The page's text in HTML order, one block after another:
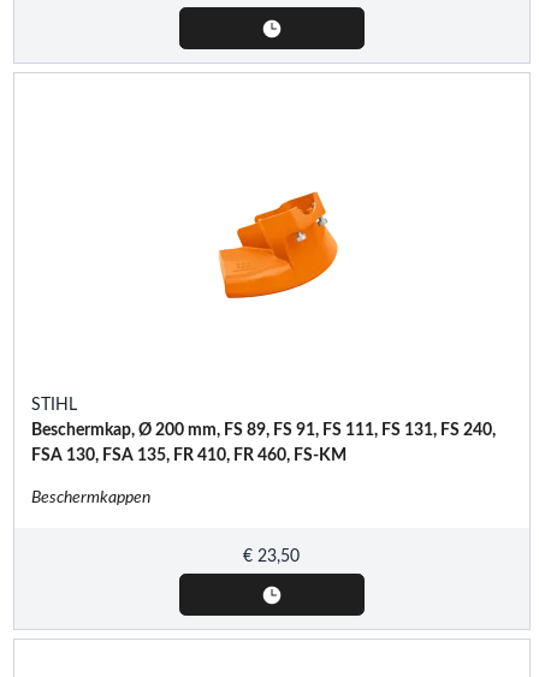
STIHL
Beschermkap, Ø 200 mm, FS 89, FS 91, FS 111, FS 131, FS 240,
FSA 130, FSA 135, FR 410, FR 460, FS-KM
Beschermkappen
€ 23,50